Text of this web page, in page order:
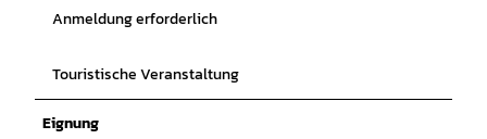
Anmeldung erforderlich
Touristische Veranstaltung
Eignung